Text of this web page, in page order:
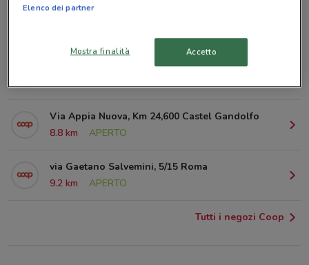
Via Ruderi di Torrenova 23 b/d Roma
Via Casilina 1011 Roma
Via Appia Nuova, Km 24,600 Castel Gandolfo
8.8 km
APERTO
via Gaetano Salvemini, 5/15 Roma
9.2 km
APERTO
Tutti i negozi Coop
Elenco dei partner
Mostra finalità Accetto